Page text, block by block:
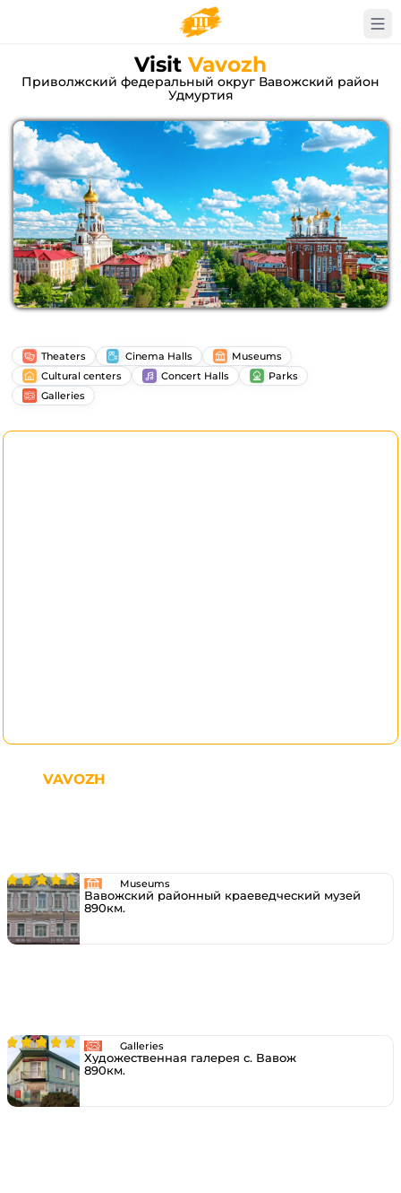
Visit Vavozh
Приволжский федеральный округ Вавожский район
Удмуртия
Theaters Cinema Halls
Museums
Cultural centers
Concert Halls
Parks
Galleries
VAVOZH
Museums
Вавожский районный краеведческий музей
890км.
Galleries
Художественная галерея с. Вавож
890км.